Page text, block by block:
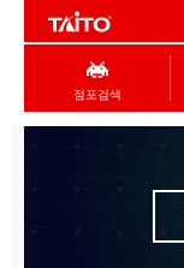
점포검색